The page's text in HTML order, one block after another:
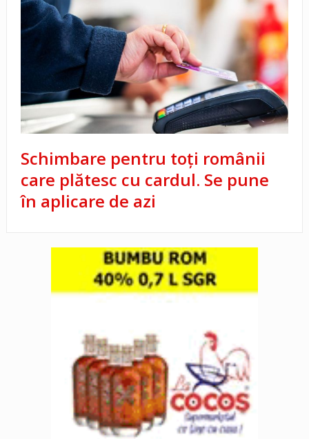
Schimbare pentru toți românii
care plătesc cu cardul. Se pune
în aplicare de azi